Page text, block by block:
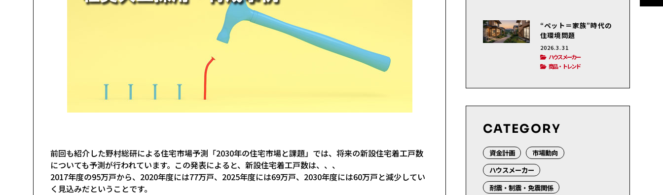
前回も紹介した野村総研による住宅市場予測「2030年の住宅市場と課題」では、将来の新設住宅着工戸数
についても予測が行われています。この発表によると、新設住宅着工戸数は、、、
2017年度の95万戸から、2020年度には77万戸、2025年度には69万戸、2030年度には60万戸と減少してい
く見込みだということです。
“ペット＝家族”時代の
住環境問題
2026.3.31
ハウスメーカー
商品・トレンド
CATEGORY
資金計画
市場動向
ハウスメーカー
耐震・制震・免震関係